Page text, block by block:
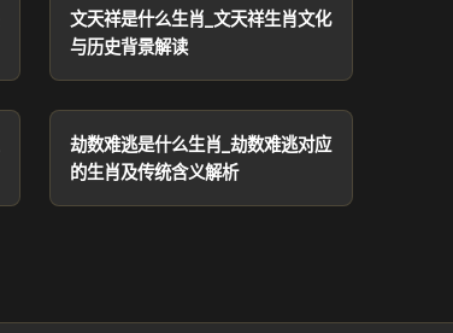
文天祥是什么生肖_文天祥生肖文化
与历史背景解读
劫数难逃是什么生肖_劫数难逃对应
的生肖及传统含义解析